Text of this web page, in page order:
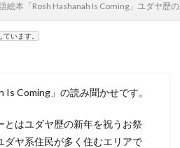
絵本「Rosh Hashanah Is Coming」ユダヤ歴
います。
Is Coming」の読み聞かせです。
とはユダヤ歴の新年を祝うお祭
ダヤ系住民が多く住むエリアで